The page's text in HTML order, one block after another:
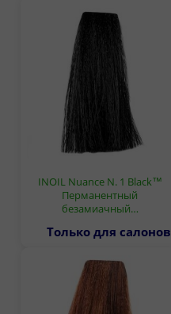
INOIL Nuance N. 1 Black™
Перманентный
безамиачный…
Только для салонов